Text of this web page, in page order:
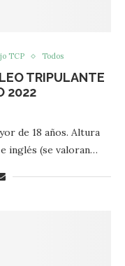
TCP Todos
TRIPULANTE
2022
de 18 años. Altura
inglés (se valoran…